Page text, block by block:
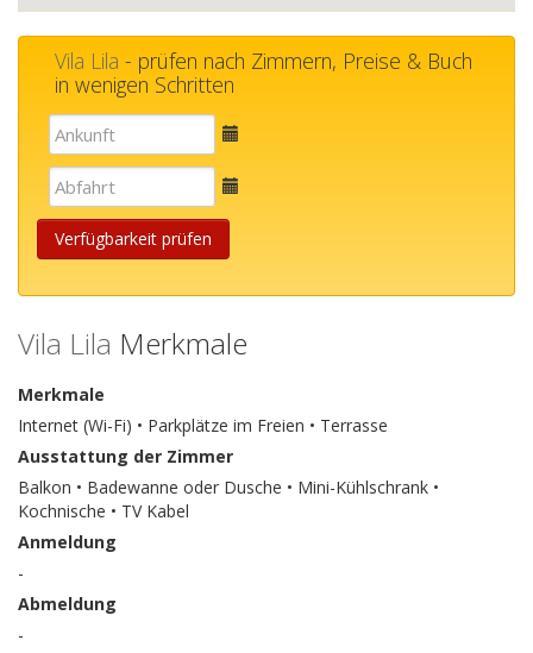
Vila Lila - prüfen nach Zimmern, Preise & Buch
in wenigen Schritten
E-
mail
E-
mail
Verfügbarkeit prüfen
Vila Lila Merkmale
Merkmale
Internet (Wi-Fi) • Parkplätze im Freien • Terrasse
Ausstattung der Zimmer
Balkon • Badewanne oder Dusche • Mini-Kühlschrank •
Kochnische • TV Kabel
Anmeldung
-
Abmeldung
-